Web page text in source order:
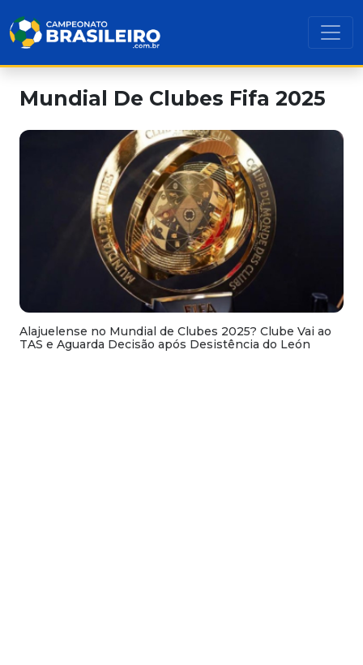
Mundial De Clubes Fifa 2025
Alajuelense no Mundial de Clubes 2025? Clube Vai ao
TAS e Aguarda Decisão após Desistência do León